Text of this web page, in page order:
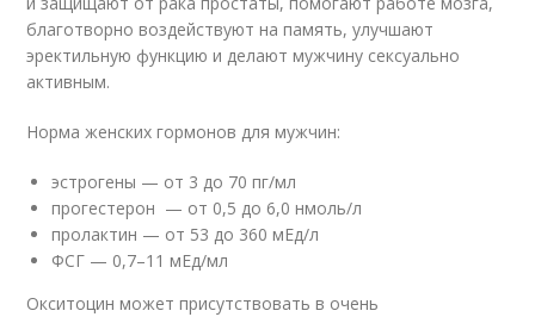
благотворно воздействуют на память, улучшают
эректильную функцию и делают мужчину сексуально
активным.
Норма женских гормонов для мужчин:
эстрогены — от 3 до 70 пг/мл
прогестерон — от 0,5 до 6,0 нмоль/л
пролактин — от 53 до 360 мЕд/л
ФСГ — 0,7–11 мЕд/мл
Окситоцин может присутствовать в очень